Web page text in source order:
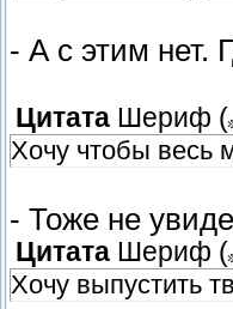
- А с этим нет.
Цитата Шериф (
Хочу чтобы весь
- Тоже не
Цитата Шериф (
Хочу выпустить